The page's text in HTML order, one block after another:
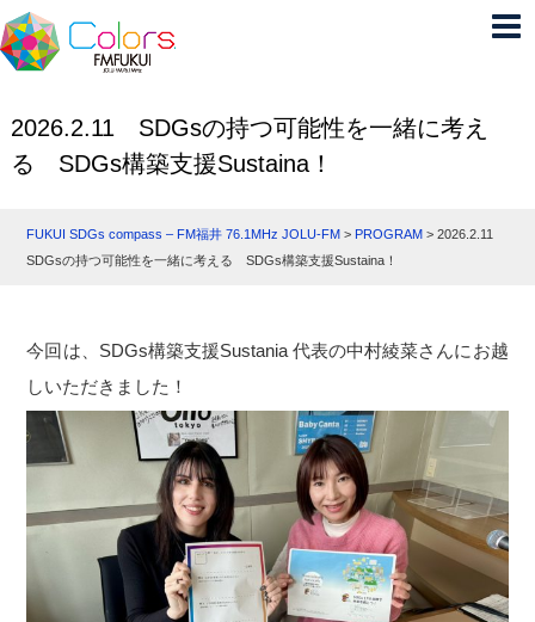
2026.2.11 SDGsの持つ可能性を一緒に考え
る SDGs構築支援Sustaina！
FUKUI SDGs compass – FM福井 76.1MHz JOLU-FM > PROGRAM >2026.2.11
SDGsの持つ可能性を一緒に考える SDGs構築支援Sustaina！
今回は、SDGs構築支援Sustania 代表の中村綾菜さんにお越
しいただきました！